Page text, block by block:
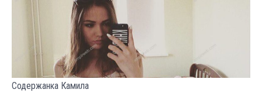
Содержанка Камила